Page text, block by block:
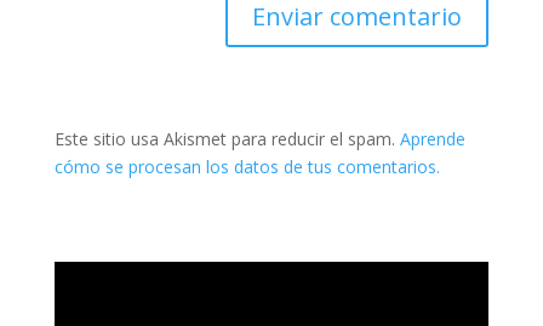
Este sitio usa Akismet para reducir el spam. Aprende
cómo se procesan los datos de tus comentarios.